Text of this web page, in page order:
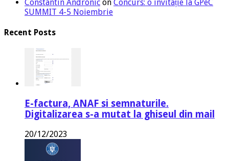
Constantin Andronic on Concurs: o invitație la GPeC
SUMMIT 4-5 Noiembrie
Recent Posts
E-factura, ANAF si semnaturile.
Digitalizarea s-a mutat la ghiseul din mail
20/12/2023